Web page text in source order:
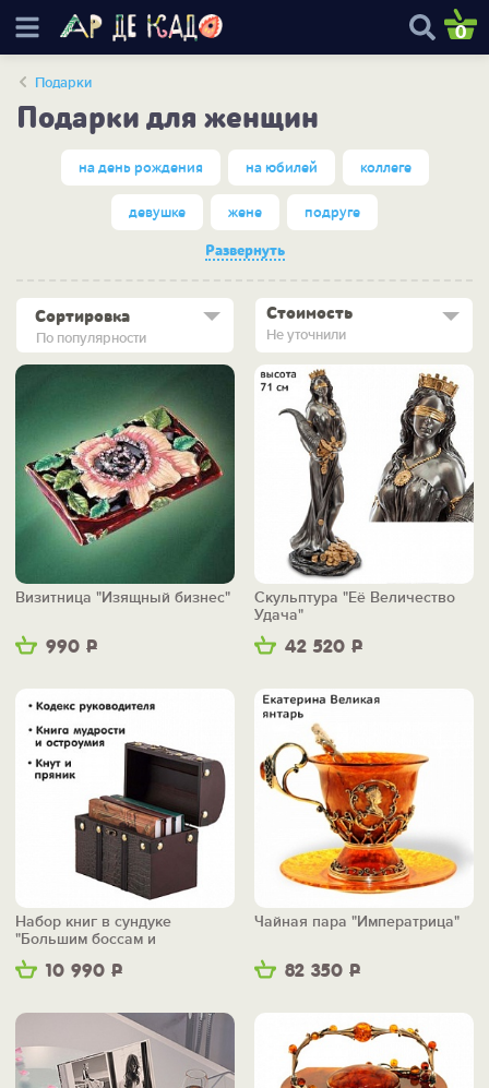
0
Подарки
Подарки для женщин
на день рождения на юбилей коллеге
девушке жене подруге
Развернуть
По популярности
Сортировка Стоимость
Не уточнили
990 Р
Визитница "Изящный бизнес"
42 520 Р
Скульптура "Её Величество
Удача"
10 990 Р
Набор книг в сундуке
"Большим боссам и
маленьким"
82 350 Р
Чайная пара "Императрица"